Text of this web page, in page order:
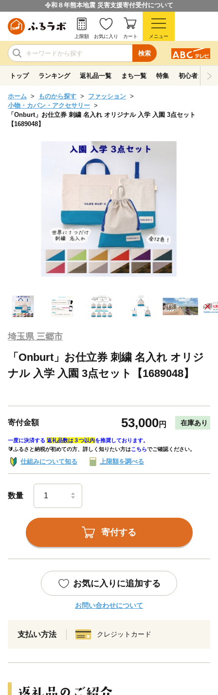
令和８年熊本地震 災害支援寄付受付について
検索
上限額 お気に入り カート メニュー
トップ ランキング 返礼品一覧 まち一覧 特集 初心者ガイド
ホーム ものから探す
ファッション
小物・カバン・アクセサリー
「Onburt」お仕立券 刺繍 名入れ オリジナル 入学 入園 3点セット
【1689048】
埼玉県 三郷市
「Onburt」お仕立券 刺繍 名入れ オリジ
ナル 入学 入園 3点セット【1689048】
寄付金額 53,000円 在庫あり
一度に決済する 返礼品数は３つ以内を推奨しております。
🔰ふるさと納税が初めての方、詳しく知りたい方はこちらでご確認ください。
仕組みについて知る 上限額を調べる
数量
寄付する
お気に入りに追加する
お問い合わせについて
支払い方法 クレジットカード